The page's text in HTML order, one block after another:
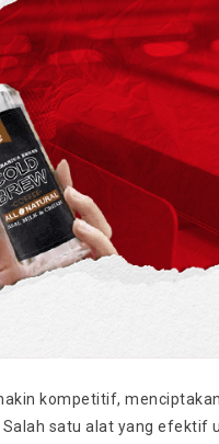
kompetitif,
satu alat yang